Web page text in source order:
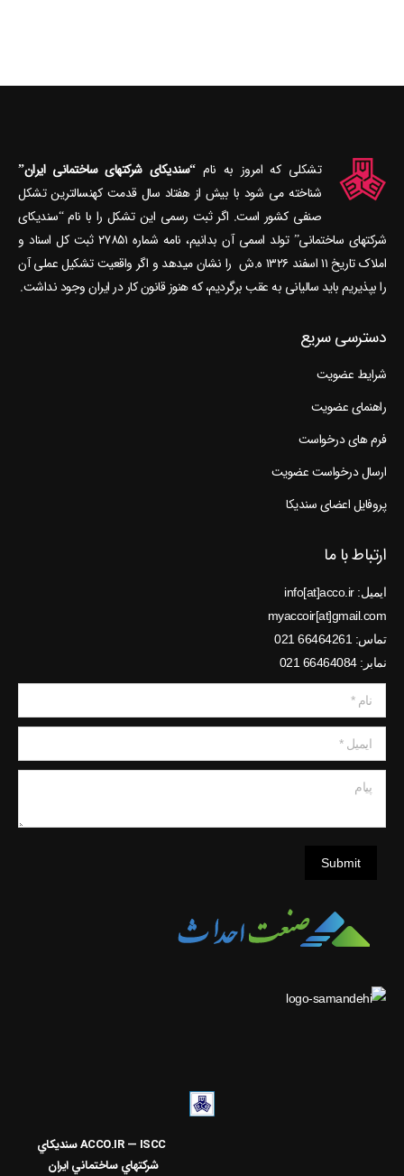
تشکلی که امروز به نام“سندیکای شرکتهای ساختمانی ایران”
شناخته می‎ شود با بیش از هفتاد سال قدمت کهنسال‎ترین تشکل
صنفی کشور است. اگر ثبت رسمی این تشکل را با نام “سندیکای
شرکتهای ساختمانی” تولد اسمی آن بدانیم، نامه شماره ۲۷۸۵۱ ثبت کل اسناد و
املاک تاریخ ۱۱ اسفند ۱۳۲۶ ه.ش را نشان می‎دهد و اگر واقعیت تشکیل عملی آن
را بپذیریم باید سالیانی به عقب برگردیم، که هنوز قانون کار در ایران وجود نداشت.
دسترسی سریع
شرایط عضویت
راهنمای عضویت
فرم های درخواست
ارسال درخواست عضویت
پروفایل اعضای سندیکا
ارتباط با ما
ایمیل: info[at]acco.ir
myaccoir[at]gmail.com
تماس: 66464261 021
نمابر: 66464084 021
نام *
ایمیل *
Submit
ACCO.IR — ISCC
سنديکاي
شرکتهاي ساختماني ايران